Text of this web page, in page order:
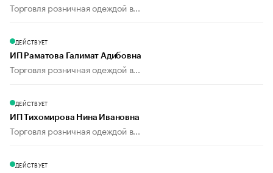
Торговля розничная одеждой в...
ДЕЙСТВУЕТ
ИП Раматова Галимат Адибовна
Торговля розничная одеждой в...
ДЕЙСТВУЕТ
ИП Тихомирова Нина Ивановна
Торговля розничная одеждой в...
ДЕЙСТВУЕТ